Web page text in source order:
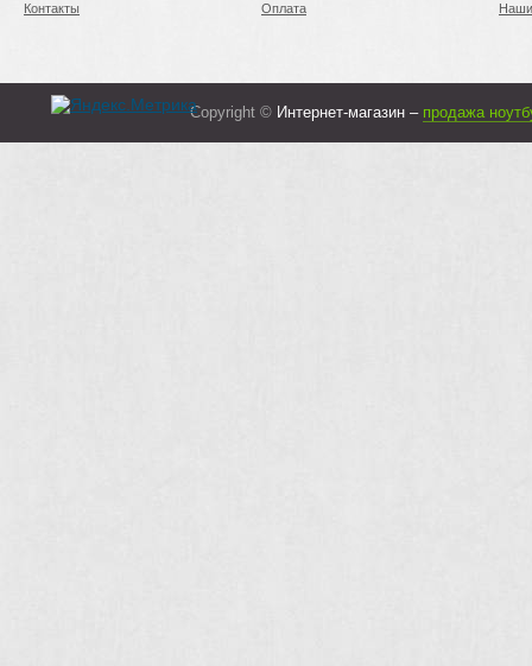
Контакты
Оплата
Copyright © Интернет-магазин – продажа